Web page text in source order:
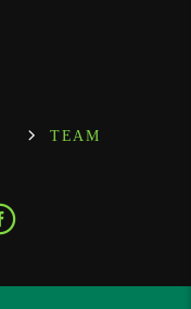
TEAM